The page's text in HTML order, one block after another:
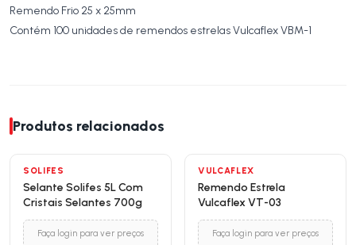
Remendo Frio 25 x 25mm
Contém 100 unidades de remendos estrelas Vulcaflex VBM-1
Produtos relacionados
SOLIFES
Selante Solifes 5L Com
Cristais Selantes 700g
Faça login para ver preços
VULCAFLEX
Remendo Estrela
Vulcaflex VT-03
Faça login para ver preços